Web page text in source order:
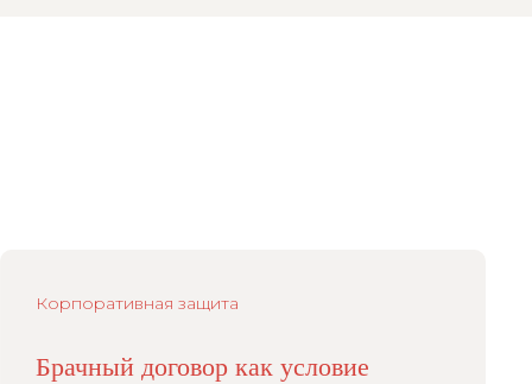
Корпоративная защита
Брачный договор как условие